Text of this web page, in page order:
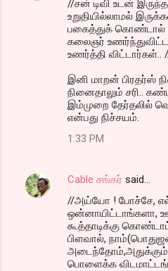
//சன் டிவி உடன்
உறுதியில்லாமல்
பகைத்துக் கொண்டால்
கலைஞர்
உணர்த்தி விட்டார்கள்..
இனி மாறன் பிரதர்ஸ்
நினைதாலும் சரி..
இம்முறை தேர்தலில்
என்பது நிச்சயம்.
1:33 PM
Cable சங்கர் said…
//அய்யோ ! போச்சே,
ஒன்னாயிட்டாங்களா,
கூத்தாடிக்கு
பிளவால்,
பொளைக்க